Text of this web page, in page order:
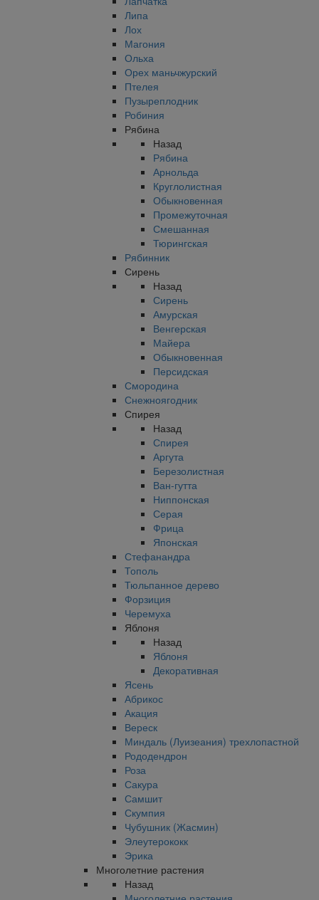
Липа
Лох
Магония
Ольха
Орех маньчжурский
Птелея
Пузыреплодник
Робиния
Рябина
Назад
Рябина
Арнольда
Круглолистная
Обыкновенная
Промежуточная
Смешанная
Тюрингская
Рябинник
Сирень
Назад
Сирень
Амурская
Венгерская
Майера
Обыкновенная
Персидская
Смородина
Снежноягодник
Спирея
Назад
Спирея
Аргута
Березолистная
Ван-гутта
Ниппонская
Серая
Фрица
Японская
Стефанандра
Тополь
Тюльпанное дерево
Форзиция
Черемуха
Яблоня
Назад
Яблоня
Декоративная
Ясень
Абрикос
Акация
Вереск
Миндаль (Луизеания) трехлопастной
Рододендрон
Роза
Сакура
Самшит
Скумпия
Чубушник (Жасмин)
Элеутерококк
Эрика
Многолетние растения
Назад